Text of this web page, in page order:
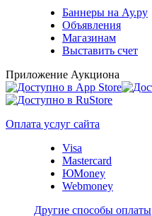
Баннеры на Ау.ру
Объявления
Магазинам
Выставить счет
Приложение Аукциона
Оплата услуг сайта
Visa
Mastercard
ЮMoney
Webmoney
Другие способы оплаты